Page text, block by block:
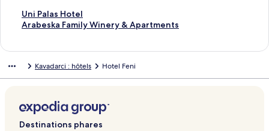
Uni Palas Hotel
L
i
v
n
t
Arabeska Family Winery & Apartments
L
u
a
n
Kavadarci : hôtels Hotel Feni
Destinations phares